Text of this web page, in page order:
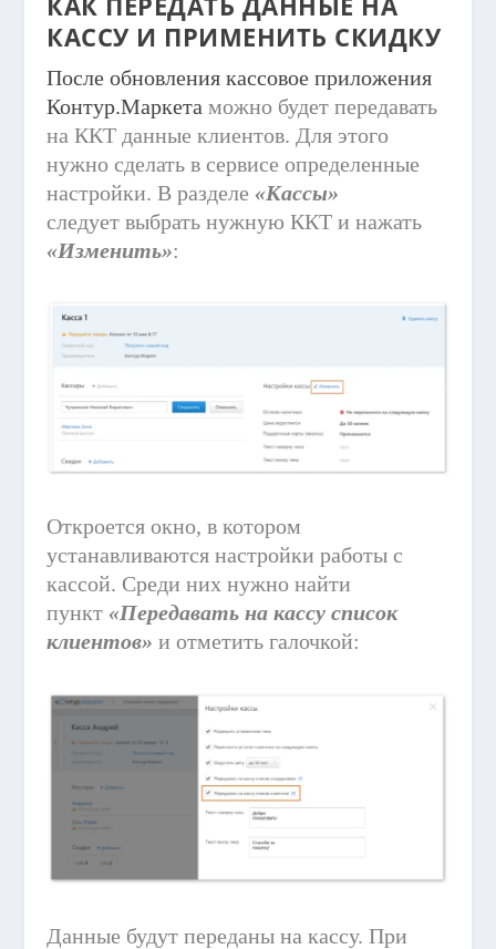
КАССУ И ПРИМЕНИТЬ СКИДКУ
После обновления кассовое приложения
Контур.Маркета можно будет передавать
на ККТ данные клиентов. Для этого
нужно сделать в сервисе определенные
настройки. В разделе «Кассы»
следует выбрать нужную ККТ и нажать
«Изменить»:
Откроется окно, в котором
устанавливаются настройки работы с
кассой. Среди них нужно найти
пункт «Передавать на кассу список
клиентов»и отметить галочкой:
Данные будут переданы на кассу. При